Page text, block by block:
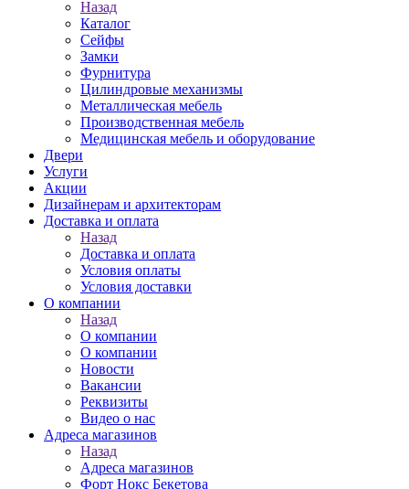
Назад
Каталог
Сейфы
Замки
Фурнитура
Цилиндровые механизмы
Металлическая мебель
Производственная мебель
Медицинская мебель и оборудование
Двери
Услуги
Акции
Дизайнерам и архитекторам
Доставка и оплата
Назад
Доставка и оплата
Условия оплаты
Условия доставки
О компании
Назад
О компании
О компании
Новости
Вакансии
Реквизиты
Видео о нас
Адреса магазинов
Назад
Адреса магазинов
Форт Нокс Бекетова